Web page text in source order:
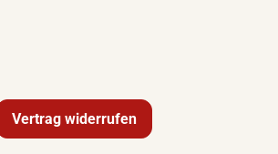
Vertrag widerrufen